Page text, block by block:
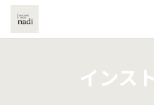
テ
ゲ
インス